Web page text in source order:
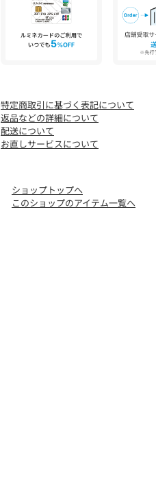
■透け感：なし
■裏 地：なし
■伸縮性：ややあり
■光沢感：なし
プリント箇所は湿った状態で重
注意してください。
[注意事項]
※画像の商品は光の照射や角度、
が異なる場合がございます。
特定商取引に基づく表記について
返品などの詳細について
配送について
お直しサービスについて
ショップトップへ
このショップのアイテム一覧へ